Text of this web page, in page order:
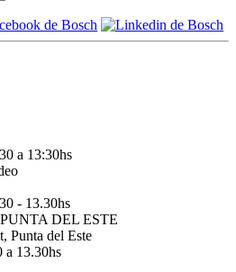
a 13:30hs
- 13.30hs
DEL ESTE
Punta del Este
a 13.30hs